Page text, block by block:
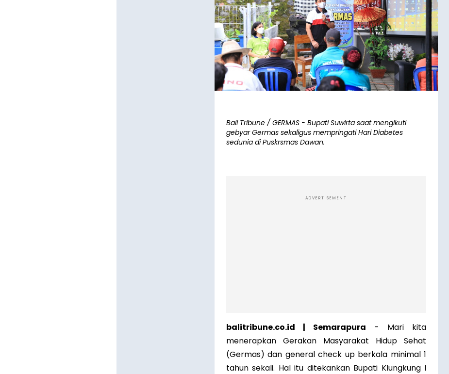
Bali Tribune / GERMAS - Bupati Suwirta saat mengikuti
gebyar Germas sekaligus mempringati Hari Diabetes
sedunia di Puskrsmas Dawan.
ADVERTISEMENT
balitribune.co.id | Semarapura - Mari kita
menerapkan Gerakan Masyarakat Hidup Sehat
(Germas) dan general check up berkala minimal 1
tahun sekali. Hal itu ditekankan Bupati Klungkung I